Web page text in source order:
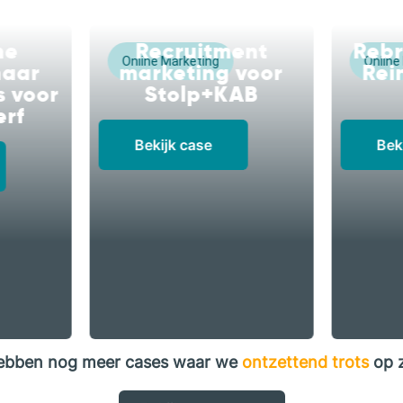
voor
Online Marketing
Recruitment
marketing voor
Stolp+KAB
Bekijk case
nog meer cases waar we ontzettend trotsop